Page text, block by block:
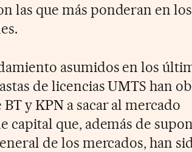
las que más ponderan en los
asumidos en los
de licencias UMTS han
y KPN a sacar al mercado
capital que, además de
de los mercados, han